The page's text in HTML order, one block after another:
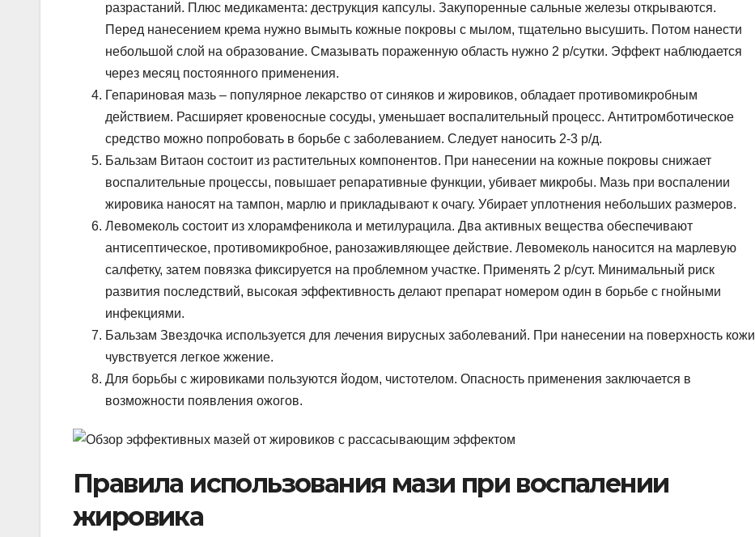
разрастаний. Плюс медикамента: деструкция капсулы. Закупоренные сальные железы открываются.
Перед нанесением крема нужно вымыть кожные покровы с мылом, тщательно высушить. Потом нанести
небольшой слой на образование. Смазывать пораженную область нужно 2 р/сутки. Эффект наблюдается
через месяц постоянного применения.
Гепариновая мазь – популярное лекарство от синяков и жировиков, обладает противомикробным
действием. Расширяет кровеносные сосуды, уменьшает воспалительный процесс. Антитромботическое
средство можно попробовать в борьбе с заболеванием. Следует наносить 2-3 р/д.
Бальзам Витаон состоит из растительных компонентов. При нанесении на кожные покровы снижает
воспалительные процессы, повышает репаративные функции, убивает микробы. Мазь при воспалении
жировика наносят на тампон, марлю и прикладывают к очагу. Убирает уплотнения небольших размеров.
Левомеколь состоит из хлорамфеникола и метилурацила. Два активных вещества обеспечивают
антисептическое, противомикробное, ранозаживляющее действие. Левомеколь наносится на марлевую
салфетку, затем повязка фиксируется на проблемном участке. Применять 2 р/сут. Минимальный риск
развития последствий, высокая эффективность делают препарат номером один в борьбе с гнойными
инфекциями.
Бальзам Звездочка используется для лечения вирусных заболеваний. При нанесении на поверхность кожи
чувствуется легкое жжение.
Для борьбы с жировиками пользуются йодом, чистотелом. Опасность применения заключается в
возможности появления ожогов.
Правила использования мази при воспалении
жировика